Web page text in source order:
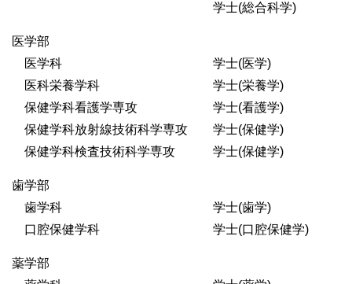
学士(総合科学)
医学部
医学科 学士(医学)
医科栄養学科 学士(栄養学)
保健学科看護学専攻 学士(看護学)
保健学科放射線技術科学専攻 学士(保健学)
保健学科検査技術科学専攻 学士(保健学)
歯学部
歯学科 学士(歯学)
口腔保健学科 学士(口腔保健学)
薬学部